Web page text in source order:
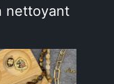
nettoyant